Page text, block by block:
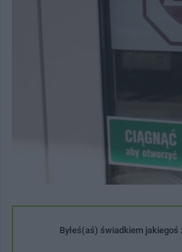
Byłeś(aś) świadkiem